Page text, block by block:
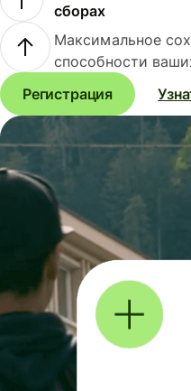
сборах
Максимальное
способности
Регистрация